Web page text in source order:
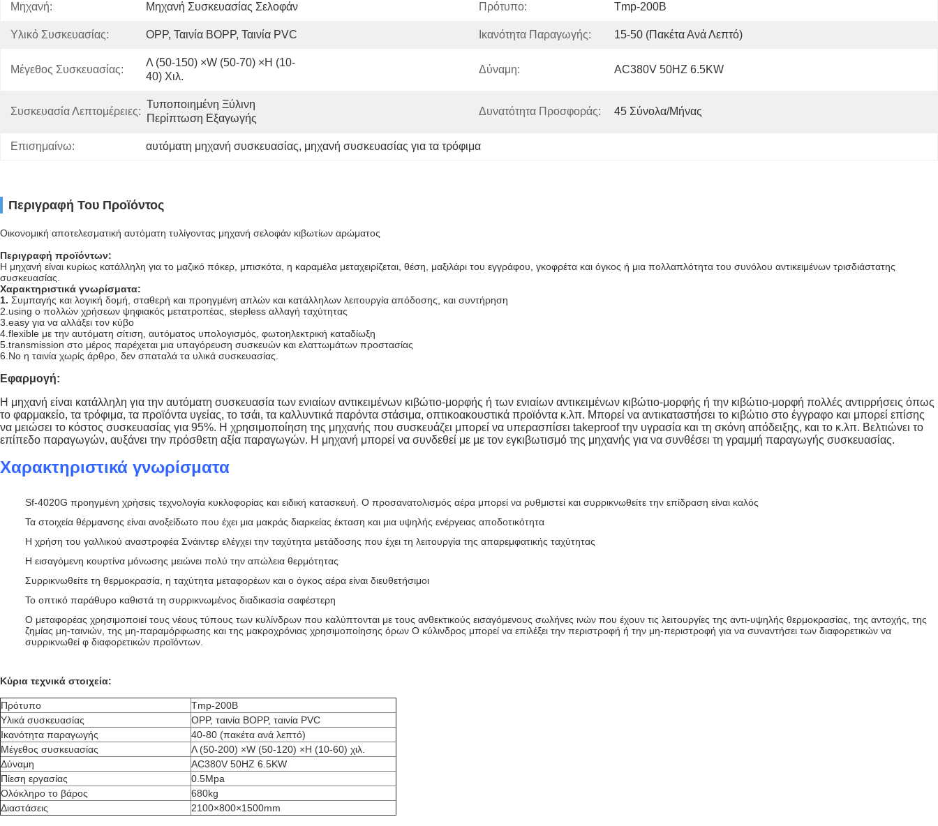
Μηχανή: Μηχανή Συσκευασίας Σελοφάν Πρότυπο: Tmp-200B
Υλικό Συσκευασίας: OPP, Ταινία BOPP, Ταινία PVC Ικανότητα Παραγωγής: 15-50 (πακέτα Ανά Λεπτό)
Μέγεθος Συσκευασίας:
Λ (50-150) ×W (50-70) ×H (10-
40) Χιλ.
Δύναμη: AC380V 50HZ 6.5KW
Συσκευασία Λεπτομέρειες:
Τυποποιημένη Ξύλινη
Περίπτωση Εξαγωγής
Δυνατότητα Προσφοράς: 45 Σύνολα/μήνας
Επισημαίνω: αυτόματη μηχανή συσκευασίας, μηχανή συσκευασίας για τα τρόφιμα
Περιγραφή Του Προϊόντος
Οικονομική αποτελεσματική αυτόματη τυλίγοντας μηχανή σελοφάν κιβωτίων αρώματος
Περιγραφή προϊόντων:
Η μηχανή είναι κυρίως κατάλληλη για το μαζικό πόκερ, μπισκότα, η καραμέλα μεταχειρίζεται, θέση, μαξιλάρι του εγγράφου, γκοφρέτα και όγκος ή μια πολλαπλότητα του συνόλου αντικειμένων τρισδιάστατης
συσκευασίας.
Χαρακτηριστικά γνωρίσματα:
1. Συμπαγής και λογική δομή, σταθερή και προηγμένη απλών και κατάλληλων λειτουργία απόδοσης, και συντήρηση
2.using ο πολλών χρήσεων ψηφιακός μετατροπέας, stepless αλλαγή ταχύτητας
3.easy για να αλλάξει τον κύβο
4.flexible με την αυτόματη σίτιση, αυτόματος υπολογισμός, φωτοηλεκτρική καταδίωξη
5.transmission στο μέρος παρέχεται μια υπαγόρευση συσκευών και ελαττωμάτων προστασίας
6.No η ταινία χωρίς άρθρο, δεν σπαταλά τα υλικά συσκευασίας.
Εφαρμογή:
Η μηχανή είναι κατάλληλη για την αυτόματη συσκευασία των ενιαίων αντικειμένων κιβώτιο-μορφής ή των ενιαίων αντικειμένων κιβώτιο-μορφής ή την κιβώτιο-μορφή πολλές αντιρρήσεις όπως
το φαρμακείο, τα τρόφιμα, τα προϊόντα υγείας, το τσάι, τα καλλυντικά παρόντα στάσιμα, οπτικοακουστικά προϊόντα κ.λπ. Μπορεί να αντικαταστήσει το κιβώτιο στο έγγραφο και μπορεί επίσης
να μειώσει το κόστος συσκευασίας για 95%. Η χρησιμοποίηση της μηχανής που συσκευάζει μπορεί να υπερασπίσει takeproof την υγρασία και τη σκόνη απόδειξης, και το κ.λπ. Βελτιώνει το
επίπεδο παραγωγών, αυξάνει την πρόσθετη αξία παραγωγών. Η μηχανή μπορεί να συνδεθεί με με τον εγκιβωτισμό της μηχανής για να συνθέσει τη γραμμή παραγωγής συσκευασίας.
Χαρακτηριστικά γνωρίσματα
Sf-4020G προηγμένη χρήσεις τεχνολογία κυκλοφορίας και ειδική κατασκευή. Ο προσανατολισμός αέρα μπορεί να ρυθμιστεί και συρρικνωθείτε την επίδραση είναι καλός
Τα στοιχεία θέρμανσης είναι ανοξείδωτο που έχει μια μακράς διαρκείας έκταση και μια υψηλής ενέργειας αποδοτικότητα
Η χρήση του γαλλικού αναστροφέα Σνάιντερ ελέγχει την ταχύτητα μετάδοσης που έχει τη λειτουργία της απαρεμφατικής ταχύτητας
Η εισαγόμενη κουρτίνα μόνωσης μειώνει πολύ την απώλεια θερμότητας
Συρρικνωθείτε τη θερμοκρασία, η ταχύτητα μεταφορέων και ο όγκος αέρα είναι διευθετήσιμοι
Το οπτικό παράθυρο καθιστά τη συρρικνωμένος διαδικασία σαφέστερη
Ο μεταφορέας χρησιμοποιεί τους νέους τύπους των κυλίνδρων που καλύπτονται με τους ανθεκτικούς εισαγόμενους σωλήνες ινών που έχουν τις λειτουργίες της αντι-υψηλής θερμοκρασίας, της αντοχής, της
ζημίας μη-ταινιών, της μη-παραμόρφωσης και της μακροχρόνιας χρησιμοποίησης όρων Ο κύλινδρος μπορεί να επιλέξει την περιστροφή ή την μη-περιστροφή για να συναντήσει των διαφορετικών να
συρρικνωθεί φ διαφορετικών προϊόντων.
Κύρια τεχνικά στοιχεία:
Πρότυπο
Tmp-200B
Υλικά συσκευασίας
OPP, ταινία BOPP, ταινία PVC
Ικανότητα παραγωγής
40-80 (πακέτα ανά λεπτό)
Μέγεθος συσκευασίας
Λ (50-200) ×W (50-120) ×H (10-60) χιλ.
Δύναμη
AC380V 50HZ 6.5KW
Πίεση εργασίας
0.5Mpa
Ολόκληρο το βάρος
680kg
Διαστάσεις
2100×800×1500mm